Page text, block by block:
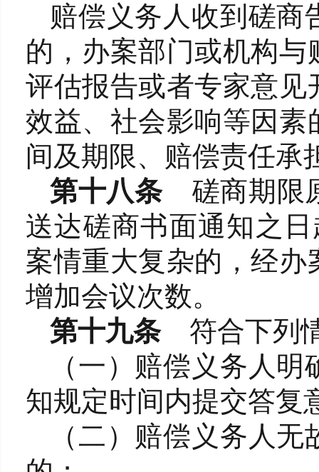
赔偿义务人收到磋商
的，办案部门或机构
评估报告或者专家意
效益、社会影响等因
间及期限、赔偿责任承
第十八条
磋商期限
送达磋商书面通知之
案情重大复杂的，经
增加会议次数。
第十九条
符合下列
（一）赔偿义务人
知规定时间内提交答复
（二）赔偿义务人